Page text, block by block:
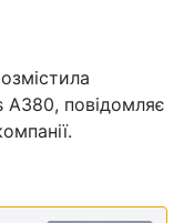
A380, повідомляє